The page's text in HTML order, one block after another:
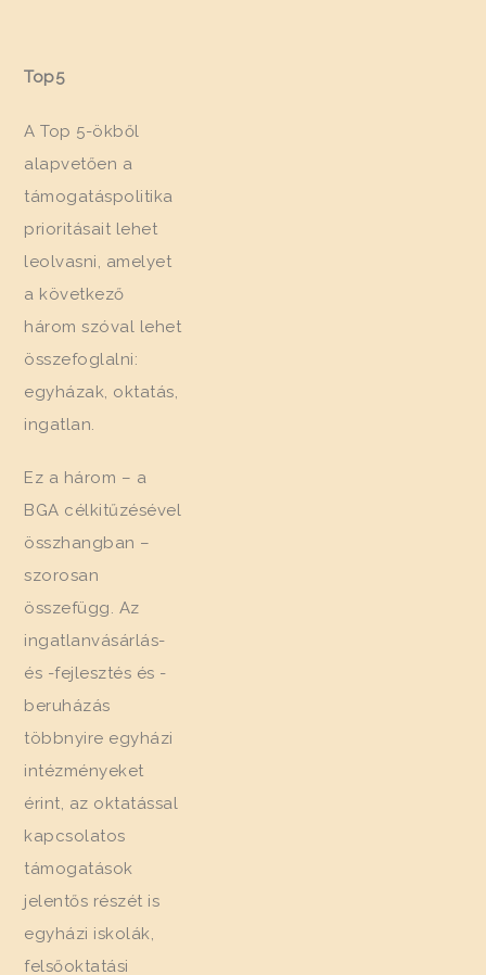
Top5
A Top 5-ökből
alapvetően a
támogatáspolitika
prioritásait lehet
leolvasni, amelyet
a következő
három szóval lehet
összefoglalni:
egyházak, oktatás,
ingatlan.
Ez a három – a
BGA célkitűzésével
összhangban –
szorosan
összefügg. Az
ingatlanvásárlás-
és -fejlesztés és -
beruházás
többnyire egyházi
intézményeket
érint, az oktatással
kapcsolatos
támogatások
jelentős részét is
egyházi iskolák,
felsőoktatási